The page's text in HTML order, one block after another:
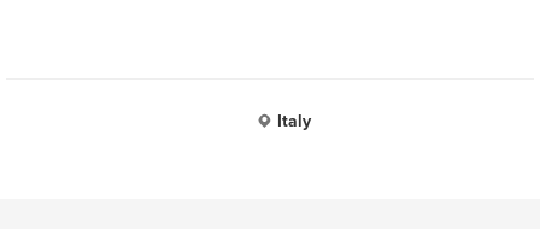
Italy